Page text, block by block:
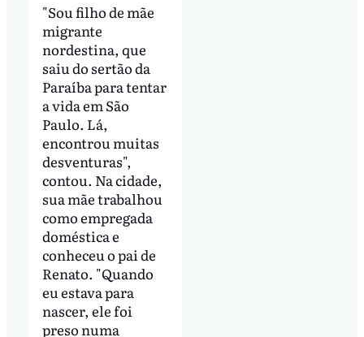
"Sou filho de mãe
migrante
nordestina, que
saiu do sertão da
Paraíba para tentar
a vida em São
Paulo. Lá,
encontrou muitas
desventuras",
contou. Na cidade,
sua mãe trabalhou
como empregada
doméstica e
conheceu o pai de
Renato. "Quando
eu estava para
nascer, ele foi
preso numa